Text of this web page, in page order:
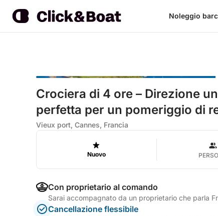
Noleggio
Crociera di 4 ore – Direzione
perfetta per un pomeriggio di
Vieux port, Cannes, Francia
Nuovo
Con proprietario al comando
Sarai accompagnato da un proprietario che parla
Cancellazione flessibile